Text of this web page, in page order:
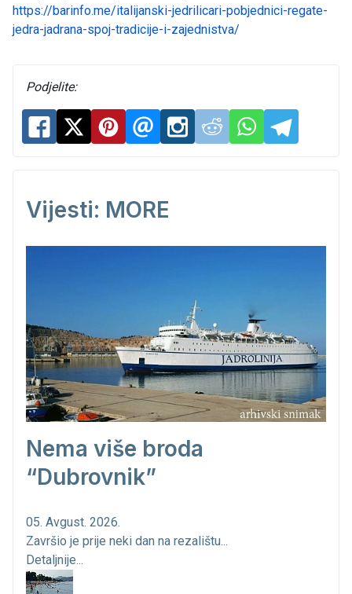
https://barinfo.me/italijanski-jedrilicari-pobjednici-regate-
jedra-jadrana-spoj-tradicije-i-zajednistva/
Podjelite:
Vijesti: MORE
Nema više broda
“Dubrovnik”
05. Avgust. 2026.
Završio je prije neki dan na rezalištu...
Detaljnije...